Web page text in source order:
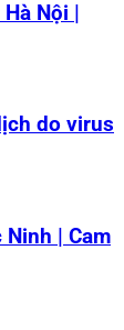
Nội |
do virus
Ninh | Cam